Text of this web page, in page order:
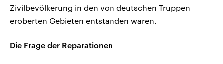
Zivilbevölkerung in den von deutschen Truppen
eroberten Gebieten entstanden waren.
Die Frage der Reparationen